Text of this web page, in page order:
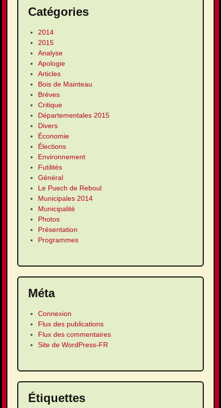
Catégories
2014
2015
Analyse
Apologie
Articles
Bois de Mainteau
Brèves
Critique
Départementales 2015
Divers
Économie
Élections
Environnement
Futilités
Général
Le Puech de Reboul
Municipales 2014
Municipalité
Photos
Présentation
Programmes
Méta
Connexion
Flux des publications
Flux des commentaires
Site de WordPress-FR
Étiquettes